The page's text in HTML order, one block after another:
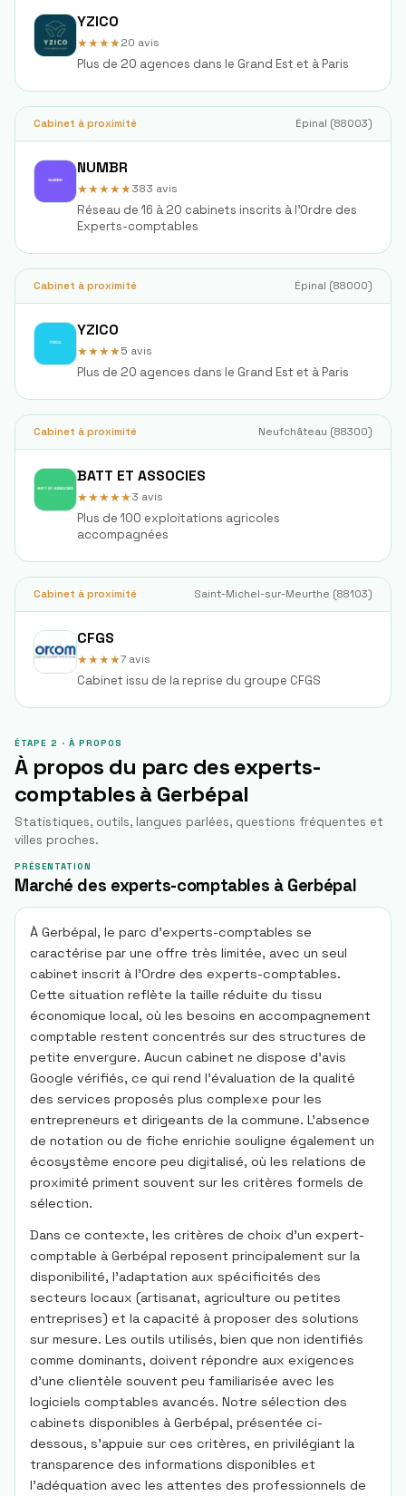
YZICO
★★★★20 avis
Plus de 20 agences dans le Grand Est et à Paris
Cabinet à proximité Épinal (88003)
NUMBR
★★★★★383 avis
Réseau de 16 à 20 cabinets inscrits à l'Ordre des
Experts-comptables
Cabinet à proximité Épinal (88000)
YZICO
★★★★5 avis
Plus de 20 agences dans le Grand Est et à Paris
Cabinet à proximité Neufchâteau (88300)
BATT ET ASSOCIES
★★★★★3 avis
Plus de 100 exploitations agricoles
accompagnées
Cabinet à proximité Saint-Michel-sur-Meurthe (88103)
CFGS
★★★★7 avis
Cabinet issu de la reprise du groupe CFGS
ÉTAPE 2 · À PROPOS
À propos du parc des experts-
comptables à Gerbépal
Statistiques, outils, langues parlées, questions fréquentes et
villes proches.
PRÉSENTATION
Marché des experts-comptables à Gerbépal
À Gerbépal, le parc d'experts-comptables se
caractérise par une offre très limitée, avec un seul
cabinet inscrit à l'Ordre des experts-comptables.
Cette situation reflète la taille réduite du tissu
économique local, où les besoins en accompagnement
comptable restent concentrés sur des structures de
petite envergure. Aucun cabinet ne dispose d’avis
Google vérifiés, ce qui rend l’évaluation de la qualité
des services proposés plus complexe pour les
entrepreneurs et dirigeants de la commune. L’absence
de notation ou de fiche enrichie souligne également un
écosystème encore peu digitalisé, où les relations de
proximité priment souvent sur les critères formels de
sélection.
Dans ce contexte, les critères de choix d’un expert-
comptable à Gerbépal reposent principalement sur la
disponibilité, l’adaptation aux spécificités des
secteurs locaux (artisanat, agriculture ou petites
entreprises) et la capacité à proposer des solutions
sur mesure. Les outils utilisés, bien que non identifiés
comme dominants, doivent répondre aux exigences
d’une clientèle souvent peu familiarisée avec les
logiciels comptables avancés. Notre sélection des
cabinets disponibles à Gerbépal, présentée ci-
dessous, s’appuie sur ces critères, en privilégiant la
transparence des informations disponibles et
l’adéquation avec les attentes des professionnels de